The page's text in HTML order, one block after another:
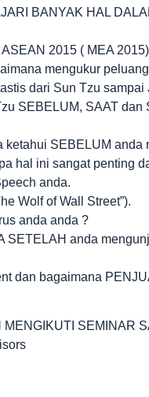
BANYAK HAL
2015 ( MEA
mengukur
dari Sun Tzu sampai
SEBELUM, SAAT
SEBELUM anda
hal ini sangat penting
anda.
Wolf of Wall Street”).
anda anda ?
SETELAH anda
dan bagaimana
SEMINAR